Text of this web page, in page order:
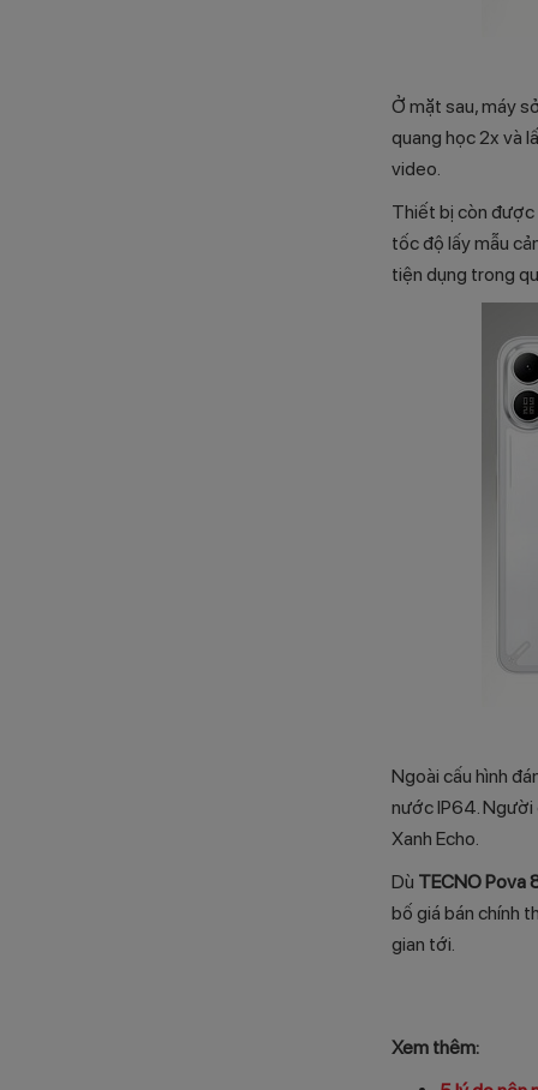
Ở mặt sau, máy
quang học 2x và
video.
Thiết bị còn được
tốc độ lấy mẫu
tiện dụng trong
Ngoài cấu hình
nước IP64. Người
Xanh Echo.
Dù TECNO Pova
bố giá bán chính
gian tới.
Xem thêm: